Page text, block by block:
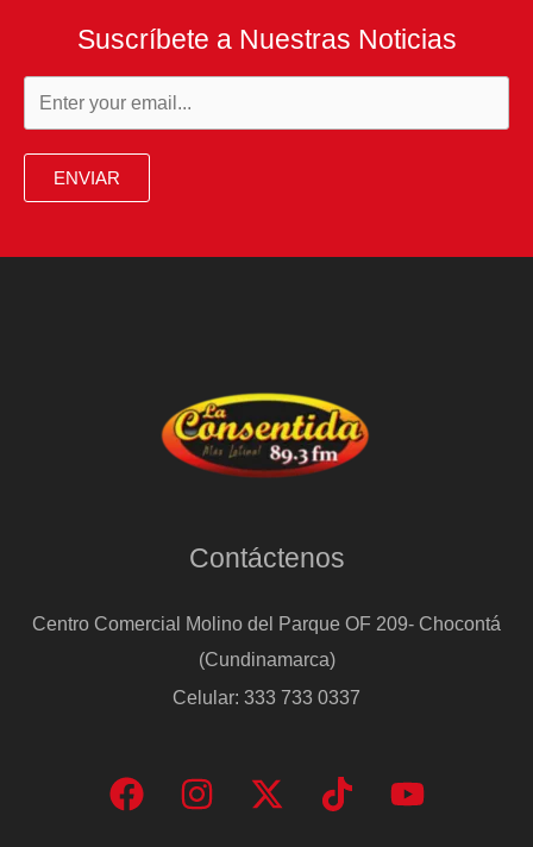
Suscríbete a Nuestras Noticias
ENVIAR
Contáctenos
Centro Comercial Molino del Parque OF 209- Chocontá
(Cundinamarca)
Celular: 333 733 0337